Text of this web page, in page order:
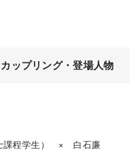
ップリング・登場人物
課程学生） × 白石廉